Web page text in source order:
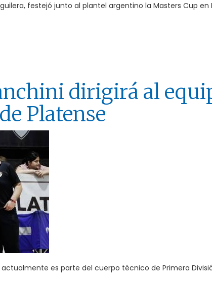
festejó junto al plantel argentino la Masters Cup en
dirigirá al
Platense
es parte del cuerpo técnico de Primera